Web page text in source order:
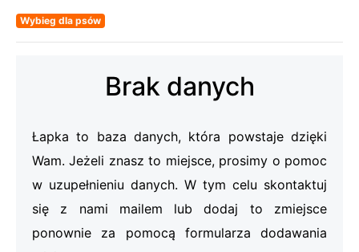
Wybieg dla psów
Brak danych
Łapka to baza danych, która powstaje dzięki
Wam. Jeżeli znasz to miejsce, prosimy o pomoc
w uzupełnieniu danych. W tym celu skontaktuj
się z nami mailem lub dodaj to zmiejsce
ponownie za pomocą formularza dodawania